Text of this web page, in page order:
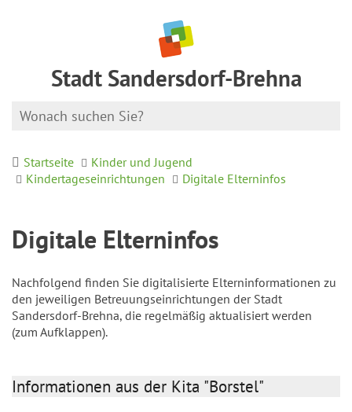
Stadt Sandersdorf-Brehna
Startseite
Kinder und Jugend
Kindertageseinrichtungen
Digitale Elterninfos
Digitale Elterninfos
Nachfolgend finden Sie digitalisierte Elterninformationen zu
den jeweiligen Betreuungseinrichtungen der Stadt
Sandersdorf-Brehna, die regelmäßig aktualisiert werden
(zum Aufklappen).
Informationen aus der Kita "Borstel"